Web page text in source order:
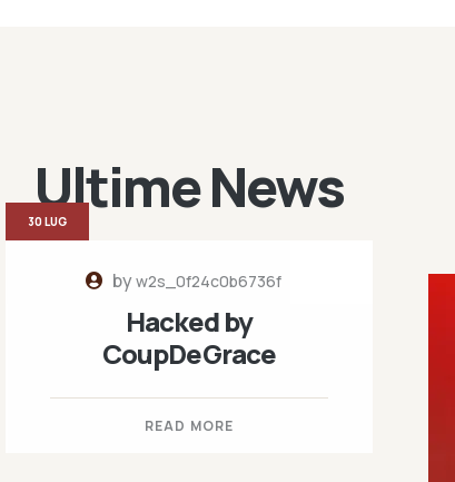
Ultime News
byw2s_0f24c0b6736f
Hacked by
CoupDeGrace
READ MORE
30 LUG